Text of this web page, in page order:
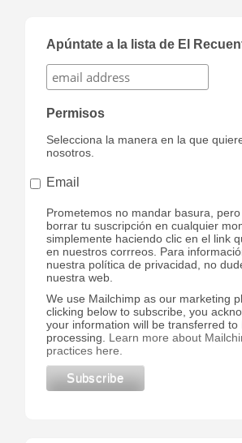
Apúntate a la lista de El
Permisos
Selecciona la manera en la que
nosotros.
Email
Prometemos no mandar basura,
borrar tu suscripción en cualquier
simplemente haciendo clic en el link
en nuestros corrreos. Para
nuestra política de privacidad, no
nuestra web.
We use Mailchimp as our marketing
clicking below to subscribe, you
your information will be transferred to
processing. Learn more about
practices here.